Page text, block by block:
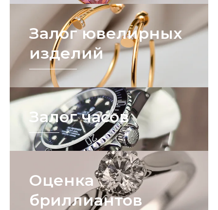
Залог ювелирных
изделий
Залог часов
Оценка
бриллиантов